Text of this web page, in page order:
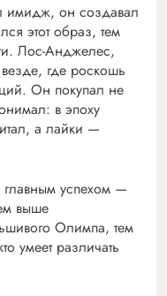
имидж, он создавал
этот образ, тем
Лос-Анджелес,
где роскошь
Он покупал не
в эпоху
а лайки —
главным успехом —
выше
Олимпа, тем
умеет различать